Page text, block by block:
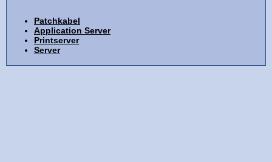
Patchkabel
Application Server
Printserver
Server